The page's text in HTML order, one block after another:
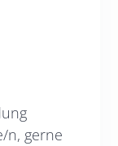
n, gerne